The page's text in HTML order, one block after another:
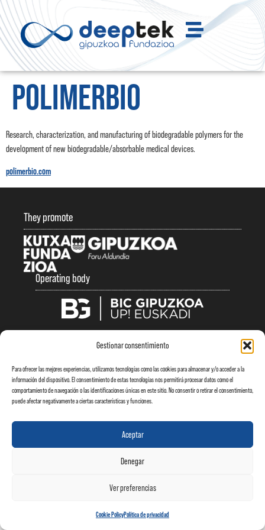
Gestionar consentimiento
Para ofrecer las mejores experiencias, utilizamos tecnologías como las cookies para almacenar y/o acceder a la
información del dispositivo. El consentimiento de estas tecnologías nos permitirá procesar datos como el
comportamiento de navegación o las identificaciones únicas en este sitio. No consentir o retirar el consentimiento,
puede afectar negativamente a ciertas características y funciones.
Aceptar
Denegar
Ver preferencias
Cookie PolicyPolítica de privacidad
POLIMERBIO
Research, characterization, and manufacturing of biodegradable polymers for the
development of new biodegradable/absorbable medical devices.
polimerbio.com
They promote
Operating body
Privacy Policy|Cookie Policy